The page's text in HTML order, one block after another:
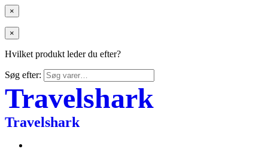
×
×
Hvilket produkt leder du efter?
Søg efter:
Travelshark
Travelshark